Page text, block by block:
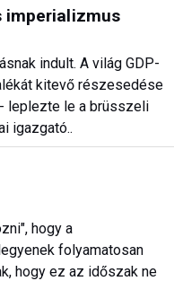
imperializmus
indult. A világ GDP-
kitevő részesedése
leplezte le a brüsszeli
igazgató..
hogy a
folyamatosan
hogy ez az időszak ne